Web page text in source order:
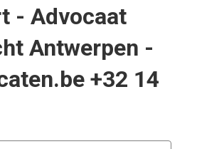
- Advocaat
Antwerpen -
+32 14